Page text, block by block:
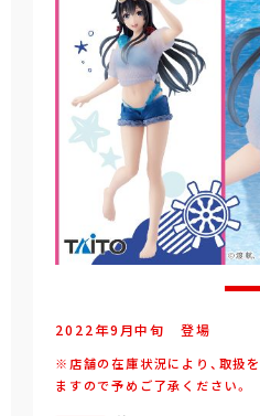
2022年9 月中旬 登場
※店舗の在庫状況により、取扱
ますので予めご了承ください。